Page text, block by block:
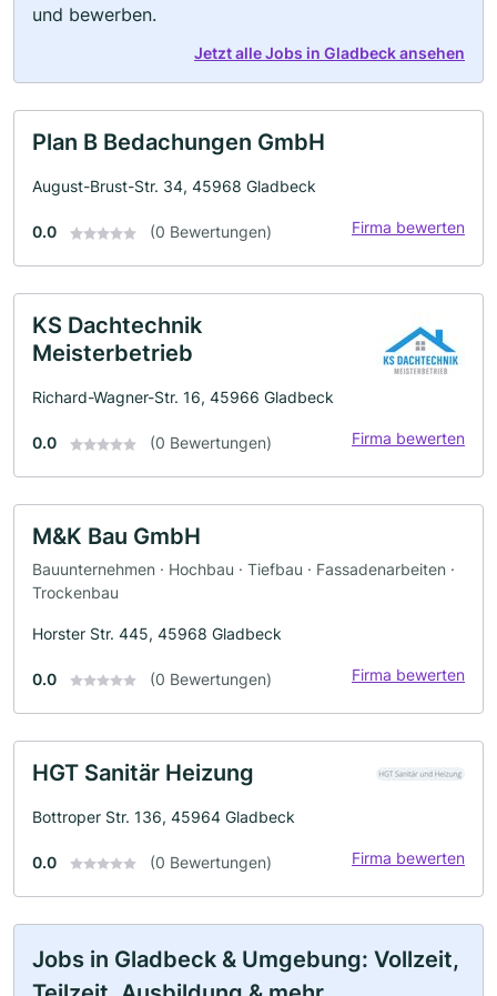
und bewerben.
Jetzt alle Jobs in Gladbeck ansehen
Plan B Bedachungen GmbH
August-Brust-Str. 34, 45968 Gladbeck
0.0 (0 Bewertungen) Firma bewerten
KS Dachtechnik
Meisterbetrieb
Richard-Wagner-Str. 16, 45966 Gladbeck
0.0 (0 Bewertungen) Firma bewerten
M&K Bau GmbH
Bauunternehmen · Hochbau · Tiefbau · Fassadenarbeiten ·
Trockenbau
Horster Str. 445, 45968 Gladbeck
0.0 (0 Bewertungen) Firma bewerten
HGT Sanitär Heizung
Bottroper Str. 136, 45964 Gladbeck
0.0 (0 Bewertungen) Firma bewerten
Jobs in Gladbeck & Umgebung: Vollzeit,